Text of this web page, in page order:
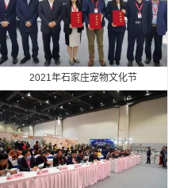
2021年石家庄宠物文化节